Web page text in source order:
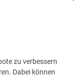
zu verbessern
Dabei können